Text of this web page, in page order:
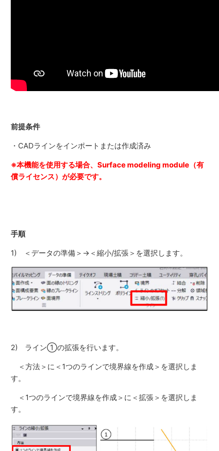
前提条件
・CADラインをインポートまたは作成済み
※本機能を使用する場合、Surface modeling module（有
償ライセンス）が必要です。
手順
1) ＜データの準備＞→＜縮小/拡張＞を選択します。
2) ライン①の拡張を行います。
＜方法＞に＜1つのラインで境界線を作成＞を選択しま
す。
＜1つのラインで境界線を作成＞に＜拡張＞を選択しま
す。